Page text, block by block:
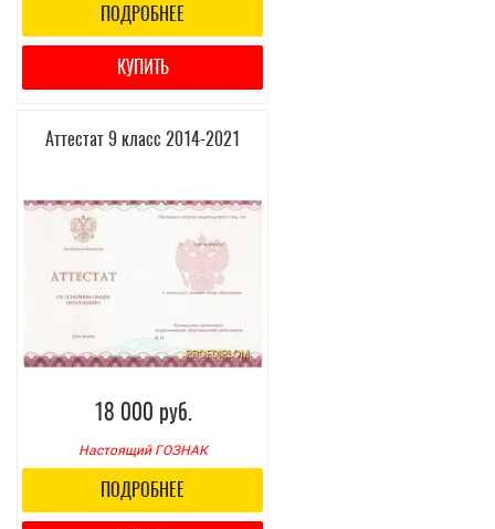
ПОДРОБНЕЕ
КУПИТЬ
Аттестат 9 класс 2014-2021
18 000 руб.
Настоящий ГОЗНАК
ПОДРОБНЕЕ